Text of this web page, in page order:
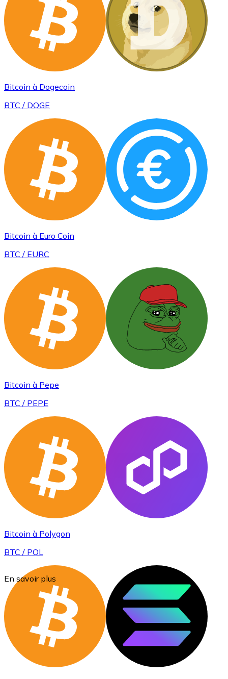
Bitcoin à Dogecoin
BTC / DOGE
Bitcoin à Euro Coin
BTC / EURC
Bitcoin à Pepe
BTC / PEPE
Bitcoin à Polygon
BTC / POL
En savoir plus